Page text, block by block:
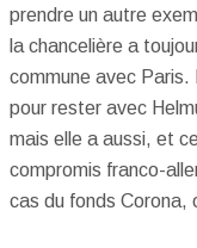
prendre un autre
la chancelière a
commune avec
pour rester avec
mais elle a aussi, et
compromis franco-
cas du fonds Corona,